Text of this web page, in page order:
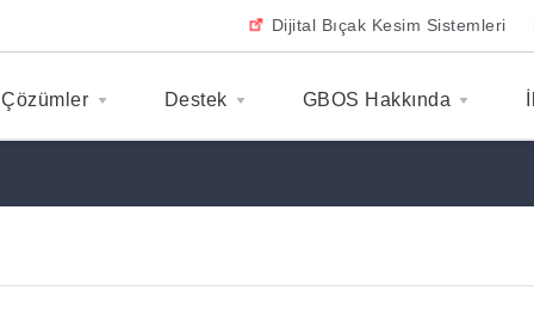
Dijital Bıçak Kesim Sistemleri
Çözümler Destek GBOS Hakkında